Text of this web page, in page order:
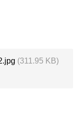
(311.95 KB)